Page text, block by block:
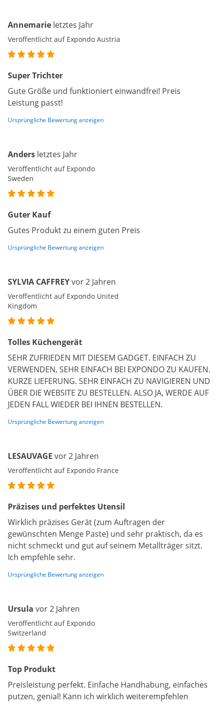
Annemarie letztes Jahr
Veröffentlicht auf Expondo Austria
Super Trichter
Gute Größe und funktioniert einwandfrei! Preis
Leistung passt!
Ursprüngliche Bewertung anzeigen
Anders letztes Jahr
Veröffentlicht auf Expondo
Sweden
Guter Kauf
Gutes Produkt zu einem guten Preis
Ursprüngliche Bewertung anzeigen
SYLVIA CAFFREYvor 2 Jahren
Veröffentlicht auf Expondo United
Kingdom
Tolles Küchengerät
SEHR ZUFRIEDEN MIT DIESEM GADGET. EINFACH ZU
VERWENDEN, SEHR EINFACH BEI EXPONDO ZU KAUFEN.
KURZE LIEFERUNG. SEHR EINFACH ZU NAVIGIEREN UND
ÜBER DIE WEBSITE ZU BESTELLEN. ALSO JA, WERDE AUF
JEDEN FALL WIEDER BEI IHNEN BESTELLEN.
Ursprüngliche Bewertung anzeigen
LESAUVAGE vor 2 Jahren
Veröffentlicht auf Expondo France
Präzises und perfektes Utensil
Wirklich präzises Gerät (zum Auftragen der
gewünschten Menge Paste) und sehr praktisch, da es
nicht schmeckt und gut auf seinem Metallträger sitzt.
Ich empfehle sehr.
Ursprüngliche Bewertung anzeigen
Ursula vor 2 Jahren
Veröffentlicht auf Expondo
Switzerland
Top Produkt
Preisleistung perfekt. Einfache Handhabung, einfaches
putzen, genial! Kann ich wirklich weiterempfehlen